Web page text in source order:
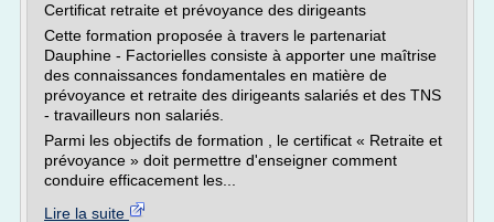
Certificat retraite et prévoyance des dirigeants
Cette formation proposée à travers le partenariat
Dauphine - Factorielles consiste à apporter une maîtrise
des connaissances fondamentales en matière de
prévoyance et retraite des dirigeants salariés et des TNS
- travailleurs non salariés.
Parmi les objectifs de formation , le certificat « Retraite et
prévoyance » doit permettre d'enseigner comment
conduire efficacement les...
Lire la suite